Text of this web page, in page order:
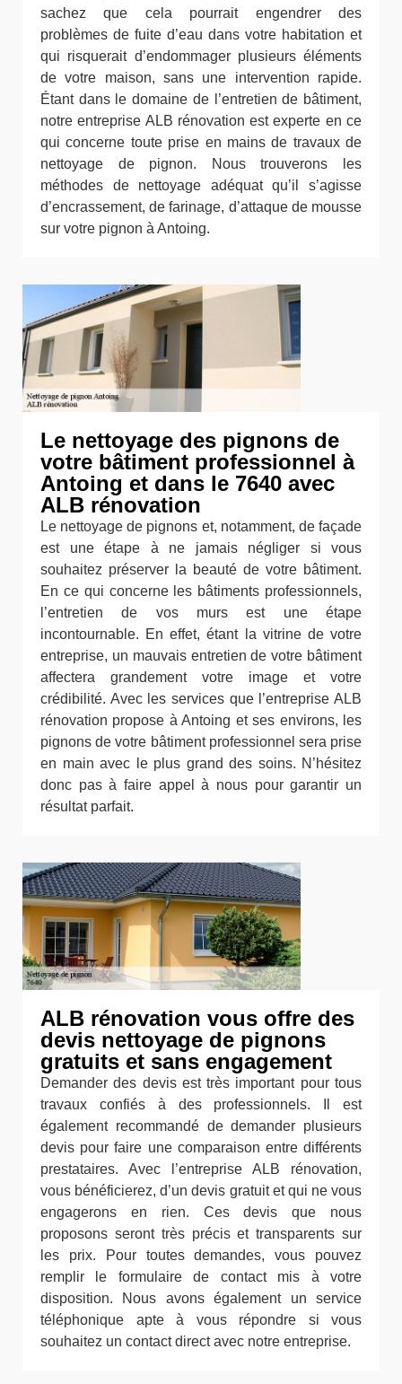
sachez que cela pourrait engendrer des
problèmes de fuite d’eau dans votre habitation et
qui risquerait d’endommager plusieurs éléments
de votre maison, sans une intervention rapide.
Étant dans le domaine de l’entretien de bâtiment,
notre entreprise ALB rénovation est experte en ce
qui concerne toute prise en mains de travaux de
nettoyage de pignon. Nous trouverons les
méthodes de nettoyage adéquat qu’il s’agisse
d’encrassement, de farinage, d’attaque de mousse
sur votre pignon à Antoing.
Le nettoyage des pignons de
votre bâtiment professionnel à
Antoing et dans le 7640 avec
ALB rénovation
Le nettoyage de pignons et, notamment, de façade
est une étape à ne jamais négliger si vous
souhaitez préserver la beauté de votre bâtiment.
En ce qui concerne les bâtiments professionnels,
l’entretien de vos murs est une étape
incontournable. En effet, étant la vitrine de votre
entreprise, un mauvais entretien de votre bâtiment
affectera grandement votre image et votre
crédibilité. Avec les services que l’entreprise ALB
rénovation propose à Antoing et ses environs, les
pignons de votre bâtiment professionnel sera prise
en main avec le plus grand des soins. N’hésitez
donc pas à faire appel à nous pour garantir un
résultat parfait.
ALB rénovation vous offre des
devis nettoyage de pignons
gratuits et sans engagement
Demander des devis est très important pour tous
travaux confiés à des professionnels. Il est
également recommandé de demander plusieurs
devis pour faire une comparaison entre différents
prestataires. Avec l’entreprise ALB rénovation,
vous bénéficierez, d’un devis gratuit et qui ne vous
engagerons en rien. Ces devis que nous
proposons seront très précis et transparents sur
les prix. Pour toutes demandes, vous pouvez
remplir le formulaire de contact mis à votre
disposition. Nous avons également un service
téléphonique apte à vous répondre si vous
souhaitez un contact direct avec notre entreprise.